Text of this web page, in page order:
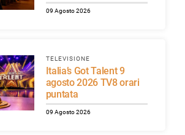
09 Agosto 2026
TELEVISIONE
Italia’s Got Talent 9
agosto 2026 TV8 orari
puntata
09 Agosto 2026